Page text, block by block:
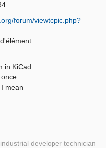
forum/viewtopic.php?
in KiCad.
mean
developer technician